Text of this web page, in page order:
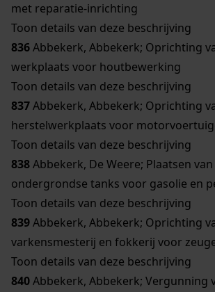
met reparatie-inrichting
Toon details van deze beschrijving
836Abbekerk, Abbekerk; Oprichting
werkplaats voor houtbewerking
Toon details van deze beschrijving
837Abbekerk, Abbekerk; Oprichting
herstelwerkplaats voor
Toon details van deze beschrijving
838Abbekerk, De Weere; Plaatsen
ondergrondse tanks voor gasolie en
Toon details van deze beschrijving
839Abbekerk, Abbekerk; Oprichting
varkensmesterij en fokkerij voor
Toon details van deze beschrijving
840Abbekerk, Abbekerk; Vergunning